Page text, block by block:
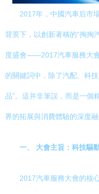
2017年，中國汽車后市
背景下，以創新著稱的“掏掏
度盛會——2017汽車服務大
的關鍵詞中，除了汽配、科
品”。這并非筆誤，而是一個
界的拓展與消費體驗的深度融
一、 大會主旨：科技驅
2017汽車服務大會的核